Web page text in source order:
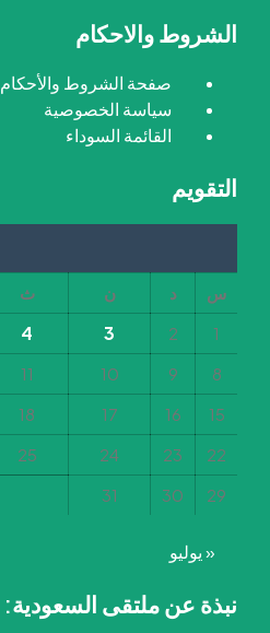
الشروط والاحكام
صفحة الشروط والأحكام
سياسة الخصوصية
القائمة السوداء
التقويم
س د ن ث
1
2
3
4
8
9
10
11
15
16
17
18
22
23
24
25
29
30
31
« يوليو
نبذة عن ملتقى السعودية: